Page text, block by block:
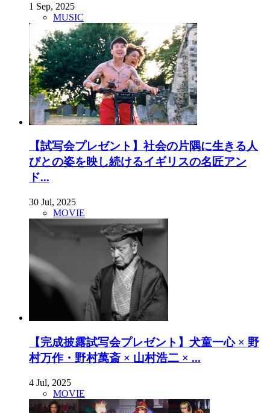
1 Sep, 2025
MUSIC
【試写会プレゼント】社会の片隅に生きる人
びとの姿を映し続けるイギリスの名匠アン
ド...
30 Jul, 2025
MOVIE
【完成披露試写会プレゼント】犬童一心 × 野
村万作・野村萬斎 × 山村浩二 × ...
4 Jul, 2025
MOVIE